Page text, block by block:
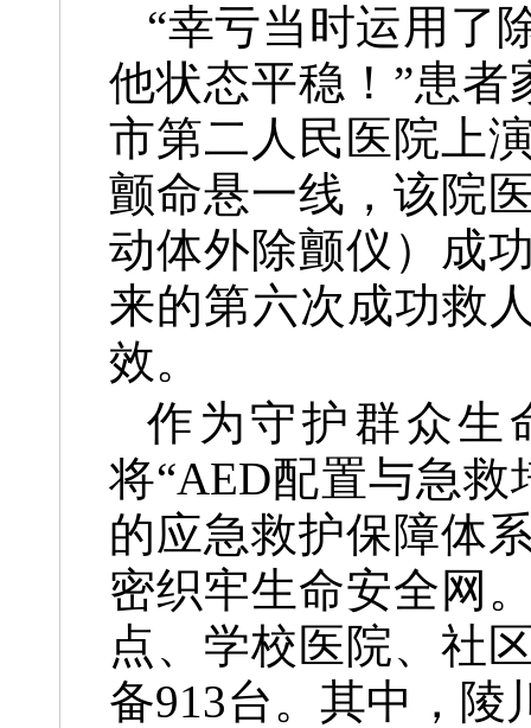
“幸亏当时运用了
他状态平稳！”患者
市第二人民医院上
颤命悬一线，该院
动体外除颤仪）成
来的第六次成功救
效。
作为守护群众生
将“AED配置与急
的应急救护保障体
密织牢生命安全网
点、学校医院、社
备913台。其中，陵